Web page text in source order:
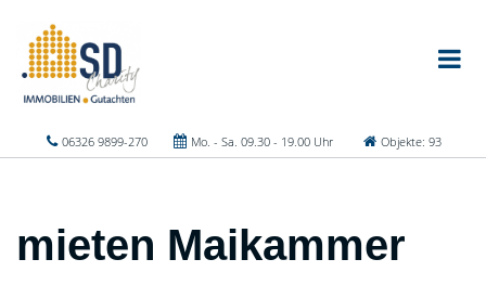
06326 9899-270 Mo. - Sa. 09.30 - 19.00 Uhr Objekte: 93
mieten Maikammer